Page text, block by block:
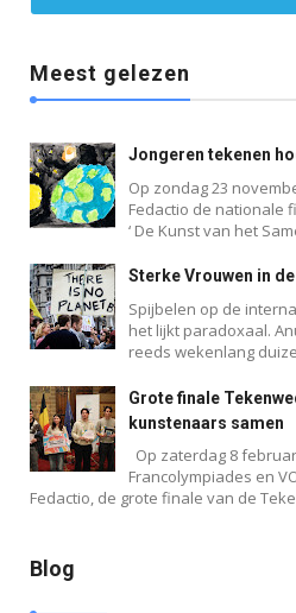
Meest gelezen
Jongeren tekenen
Op zondag 23
Fedactio de nationale
‘ De Kunst van het
Sterke Vrouwen in
Spijbelen op de
het lijkt paradoxaal.
reeds wekenlang
Grote finale
kunstenaars samen
Op zaterdag 8
Francolympiades en
Fedactio, de grote finale van de
Blog
Blog